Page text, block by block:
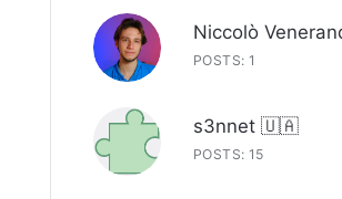
Niccolò
POSTS: 1
s3nnet 🇺🇦
POSTS: 15